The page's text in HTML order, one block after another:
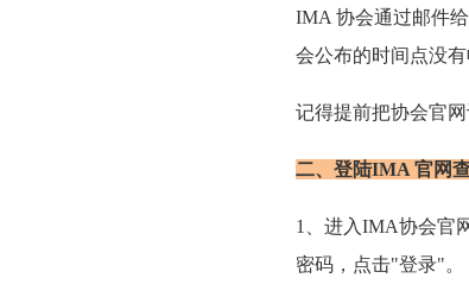
IMA 协会通过邮件
会公布的时间点没
记得提前把协会官
二、登陆IMA 官网
1、进入IMA协会官
密码，点击"登录"。